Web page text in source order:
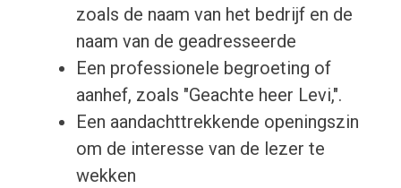
zoals de naam van het bedrijf en de
naam van de geadresseerde
Een professionele begroeting of
aanhef, zoals "Geachte heer Levi,".
Een aandachttrekkende openingszin
om de interesse van de lezer te
wekken